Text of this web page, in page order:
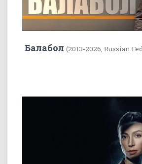
Балабол (2013-2026, Russian